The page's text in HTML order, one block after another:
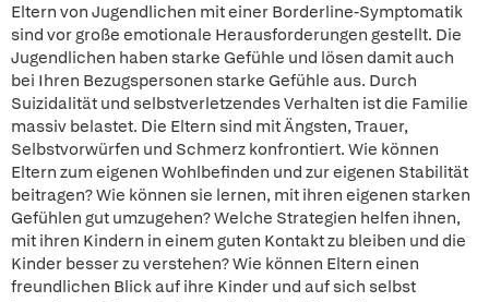
Eltern von Jugendlichen mit einer Borderline-Symptomatik
sind vor große emotionale Herausforderungen gestellt. Die
Jugendlichen haben starke Gefühle und lösen damit auch
bei Ihren Bezugspersonen starke Gefühle aus. Durch
Suizidalität und selbstverletzendes Verhalten ist die Familie
massiv belastet. Die Eltern sind mit Ängsten, Trauer,
Selbstvorwürfen und Schmerz konfrontiert. Wie können
Eltern zum eigenen Wohlbefinden und zur eigenen Stabilität
beitragen? Wie können sie lernen, mit ihren eigenen starken
Gefühlen gut umzugehen? Welche Strategien helfen ihnen,
mit ihren Kindern in einem guten Kontakt zu bleiben und die
Kinder besser zu verstehen? Wie können Eltern einen
freundlichen Blick auf ihre Kinder und auf sich selbst